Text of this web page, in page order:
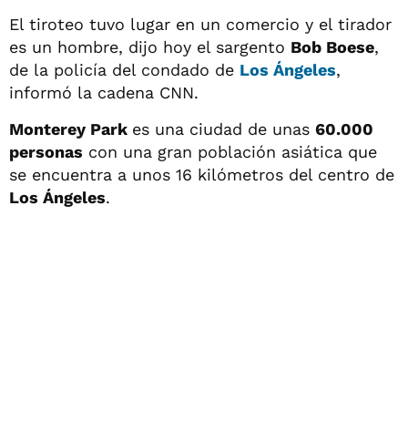
El tiroteo tuvo lugar en un comercio y el tirador
es un hombre, dijo hoy el sargento Bob Boese,
de la policía del condado de Los Ángeles,
informó la cadena CNN.
Monterey Park es una ciudad de unas 60.000
personas con una gran población asiática que
se encuentra a unos 16 kilómetros del centro de
Los Ángeles.